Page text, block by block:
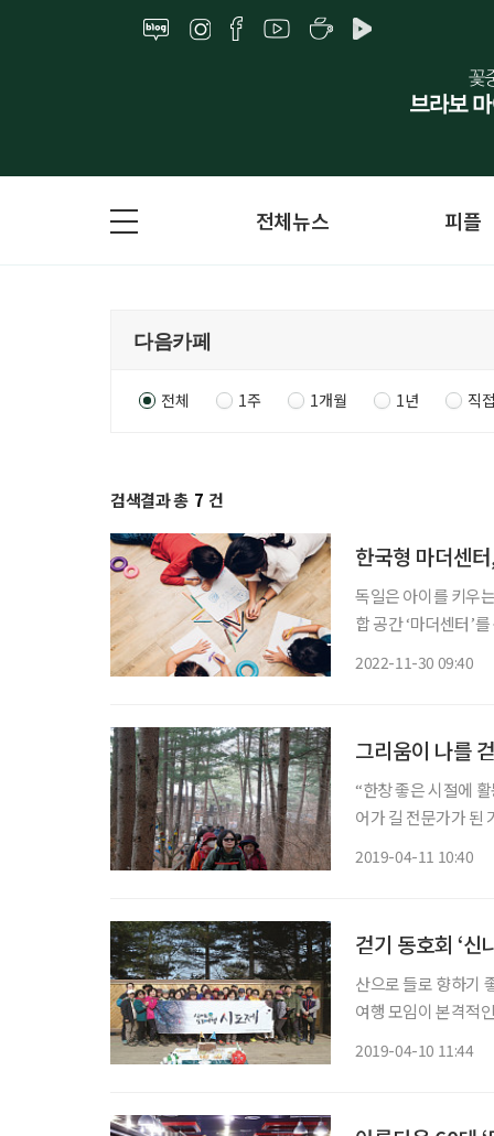
전체뉴스 피플
전체 1주 1개월 1년 직
검색결과 총 7 건
한국형 마더센
독일은 아이를 키우
합 공간 ‘마더센터’
2022-11-30 09:40
그리움이 나를
“한창 좋은 시절에
어가 길 전문가가 된
2019-04-11 10:40
걷기 동호회 ‘신
산으로 들로 향하기
여행 모임이 본격적
2019-04-10 11:44